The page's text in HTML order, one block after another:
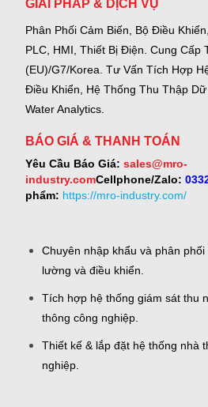
GIẢI PHÁP & DỊCH VỤ
Phân Phối Cảm Biến, Bộ Điều
PLC, HMI, Thiết Bị Điện. Cung Cấp
(EU)/G7/Korea. Tư Vấn Tích Hợp
Điều Khiển, Hệ Thống Thu Thập Dữ
Water Analytics.
BÁO GIÁ & THANH TOÁN
Yêu Cầu Báo Giá: sales@mro-
industry.comCellphone/Zalo:
phẩm: https://mro-industry.com/
Chuyên nhập khẩu và phân
lường và điều khiển.
Tích hợp hệ thống giám sát thu
thông công nghiệp.
Thiết kế & lắp đặt hệ thống nhà
nghiệp.